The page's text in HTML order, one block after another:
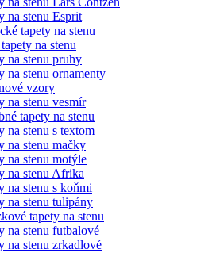
na stenu Esprit
tapety na stenu
na stenu
na stenu pruhy
na stenu ornamenty
vzory
na stenu vesmír
tapety na stenu
na stenu s textom
na stenu mačky
na stenu motýle
na stenu Afrika
na stenu s koňmi
na stenu tulipány
tapety na stenu
na stenu futbalové
na stenu zrkadlové